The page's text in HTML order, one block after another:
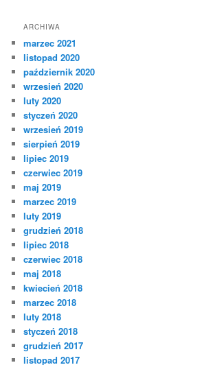
ARCHIWA
marzec 2021
listopad 2020
październik 2020
wrzesień 2020
luty 2020
styczeń 2020
wrzesień 2019
sierpień 2019
lipiec 2019
czerwiec 2019
maj 2019
marzec 2019
luty 2019
grudzień 2018
lipiec 2018
czerwiec 2018
maj 2018
kwiecień 2018
marzec 2018
luty 2018
styczeń 2018
grudzień 2017
listopad 2017